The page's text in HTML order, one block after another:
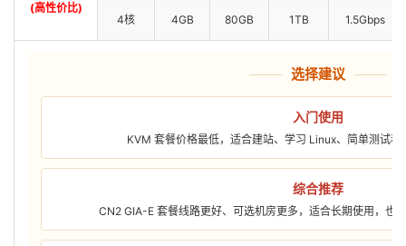
(高性价比)
4核 4GB 80GB 1TB 1.5Gbps
选择建议
入门使用
KVM 套餐价格最低，适合建站、学习 Linux、简单测试和
综合推荐
CN2 GIA-E 套餐线路更好、可选机房更多，适合长期使用，也